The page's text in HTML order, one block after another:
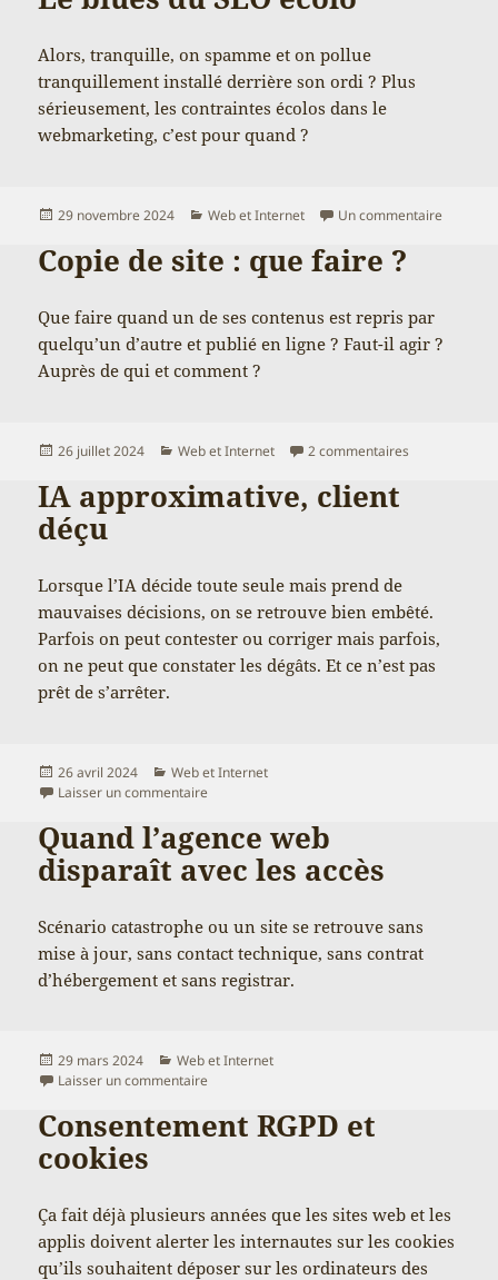
Alors, tranquille, on spamme et on pollue
tranquillement installé derrière son ordi ? Plus
sérieusement, les contraintes écolos dans le
webmarketing, c’est pour quand ?
Publié
29 novembre 2024 Catégories
Web et Internet Un commentairesur Le
Copie de site : que faire ?
Que faire quand un de ses contenus est repris par
quelqu’un d’autre et publié en ligne ? Faut-il agir ?
Auprès de qui et comment ?
Publié
26 juillet 2024 Catégories
Web et Internet 2 commentaires
IA approximative, client
déçu
Lorsque l’IA décide toute seule mais prend de
mauvaises décisions, on se retrouve bien embêté.
Parfois on peut contester ou corriger mais parfois,
on ne peut que constater les dégâts. Et ce n’est pas
prêt de s’arrêter.
Publié
le
26 avril 2024 Catégories
Web et Internet
Laisser un commentairesur IA approximative, client déçu
Quand l’agence web
disparaît avec les accès
Scénario catastrophe ou un site se retrouve sans
mise à jour, sans contact technique, sans contrat
d’hébergement et sans registrar.
Publié
le
29 mars 2024 Catégories
Web et Internet
Laisser un commentairesur Quand l’agence web disparaît avec les
Consentement RGPD et
cookies
Ça fait déjà plusieurs années que les sites web et les
applis doivent alerter les internautes sur les cookies
qu’ils souhaitent déposer sur les ordinateurs des